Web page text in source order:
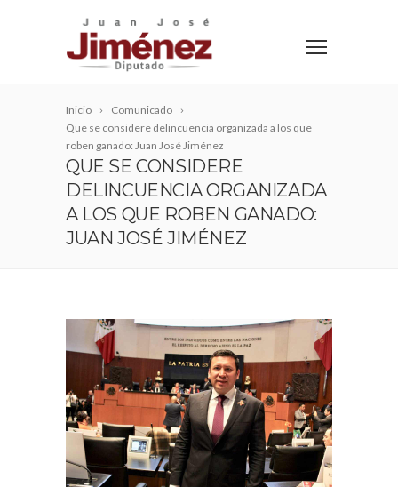
Inicio
Comunicado
Que se considere delincuencia organizada a los que
roben ganado: Juan José Jiménez
QUE SE CONSIDERE
DELINCUENCIA ORGANIZADA
A LOS QUE ROBEN GANADO:
JUAN JOSÉ JIMÉNEZ